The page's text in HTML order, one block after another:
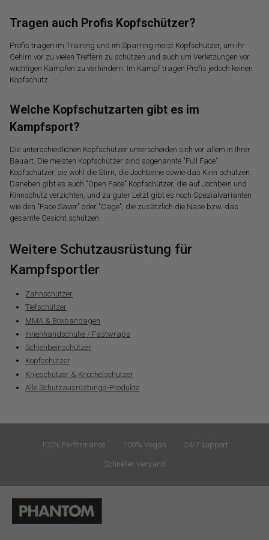
Tragen auch Profis Kopfschützer?
Profis tragen im Training und im Sparring meist Kopfschützer, um ihr
Gehirn vor zu vielen Treffern zu schützen und auch um Verletzungen vor
wichtigen Kämpfen zu verhindern. Im Kampf tragen Profis jedoch keinen
Kopfschutz.
Welche Kopfschutzarten gibt es im
Kampfsport?
Die unterschiedlichen Kopfschützer unterscheiden sich vor allem in Ihrer
Bauart. Die meisten Kopfschützer sind sogenannte "Full Face"
Kopfschützer, sie wohl die Stirn, die Jochbeine sowie das Kinn schützen.
Daneben gibt es auch "Open Face" Kopfschützer, die auf Jochbein und
Kinnschutz verzichten, und zu guter Letzt gibt es noch Spezialvarianten
wie den "Face Saver" oder "Cage", die zusätzlich die Nase bzw. das
gesamte Gesicht schützen.
Weitere Schutzausrüstung für
Kampfsportler
Zahnschützer
Tiefschützer
MMA & Boxbandagen
Innenhandschuhe / Fastwraps
Schienbeinschützer
Kopfschützer
Knieschützer & Knöchelschützer
Alle Schutzausrüstungs-Produkte
100% Performance 100% Vegan 24/7 support
Schneller Versand